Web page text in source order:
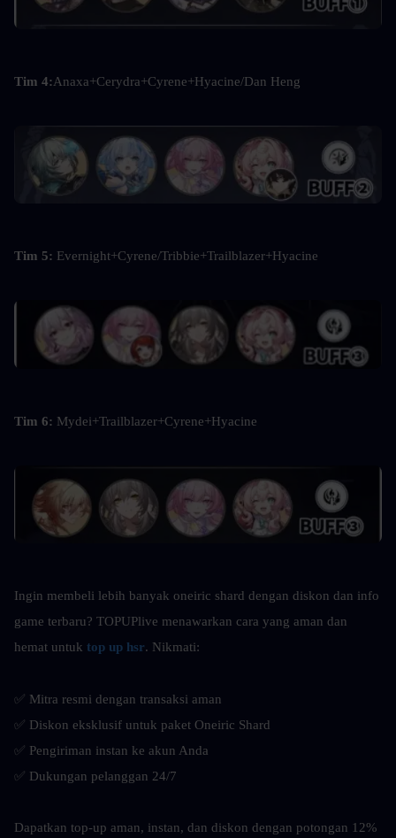
Tim 4:Anaxa+Cerydra+Cyrene+Hyacine/Dan Heng
Tim 5: Evernight+Cyrene/Tribbie+Trailblazer+Hyacine
Tim 6: Mydei+Trailblazer+Cyrene+Hyacine
Ingin membeli lebih banyak oneiric shard dengan diskon dan info
game terbaru? TOPUPlive menawarkan cara yang aman dan
hemat untuk top up hsr. Nikmati:
✅ Mitra resmi dengan transaksi aman
✅ Diskon eksklusif untuk paket Oneiric Shard
✅ Pengiriman instan ke akun Anda
✅ Dukungan pelanggan 24/7
Dapatkan top-up aman, instan, dan diskon dengan potongan 12%